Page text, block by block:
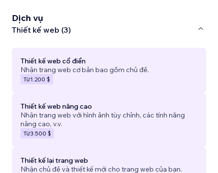
Dịch vụ
Thiết kế web (3)
Thiết kế web cổ điển
Nhận trang web cơ bản bao gồm chủ đề.
Từ1.200 $
Thiết kế web nâng cao
Nhận trang web với hình ảnh tùy chỉnh, các tính năng
nâng cao, v.v.
Từ3.500 $
Thiết kế lại trang web
Nhận chủ đề và thiết kế mới cho trang web của bạn.